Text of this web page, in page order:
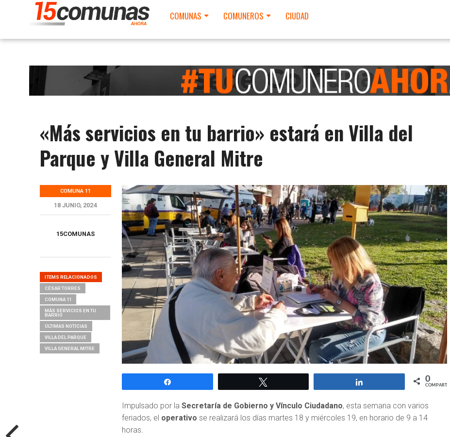
COMUNAS COMUNEROS CIUDAD
«Más servicios en tu barrio» estará en Villa del
Parque y Villa General Mitre
COMUNA 11
18 JUNIO, 2024
15COMUNAS
ITEMS RELACIONADOS
CÉSAR TORRES
COMUNA 11
MÁS SERVICIOS EN TU
BARRIO
ÚLTIMAS NOTICIAS
VILLA DEL PARQUE
VILLA GENERAL MITRE
0
COMPARTIR
Impulsado por la Secretaría de Gobierno y Vínculo Ciudadano, esta semana con varios
feriados, el operativo se realizará los días martes 18 y miércoles 19, en horario de 9 a 14
horas.